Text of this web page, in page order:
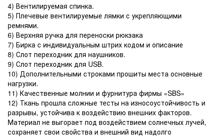
4) Вентилируемая спинка.
5) Плечевые вентилируемые лямки с укрепляющими
ремнями.
6) Верхняя ручка для переноски рюкзака
7) Бирка с индивидуальным штрих кодом и описание
8) Слот переходник для наушников.
9) Слот переходник для USB.
10) Дополнительными строками прошиты места основные
нагрузки.
11) Качественные молнии и фурнитура фирмы «SBS»
12) Ткань прошла сложные тесты на износоустойчивость и
разрывы, устойчива к воздействию внешних факторов.
Материал не выгорает под воздействием солнечных лучей,
сохраняет свои свойства и внешний вид надолго